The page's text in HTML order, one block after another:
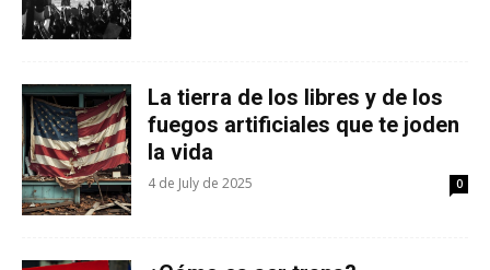
La tierra de los libres y de los
fuegos artificiales que te joden
la vida
4 de July de 2025 0